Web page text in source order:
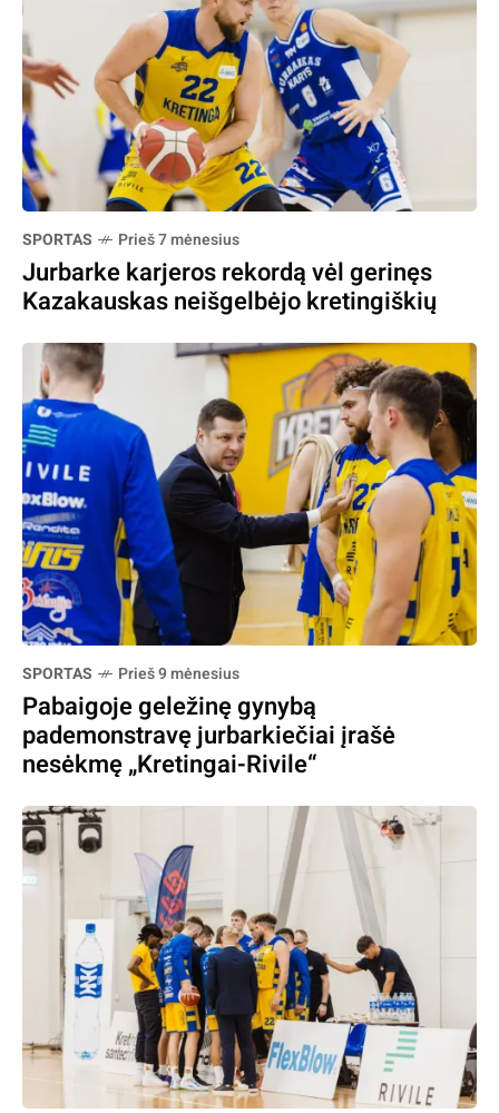
SPORTAS Prieš 7 mėnesius
Jurbarke karjeros rekordą vėl gerinęs
Kazakauskas neišgelbėjo kretingiškių
SPORTAS Prieš 9 mėnesius
Pabaigoje geležinę gynybą
pademonstravę jurbarkiečiai įrašė
nesėkmę „Kretingai-Rivile“